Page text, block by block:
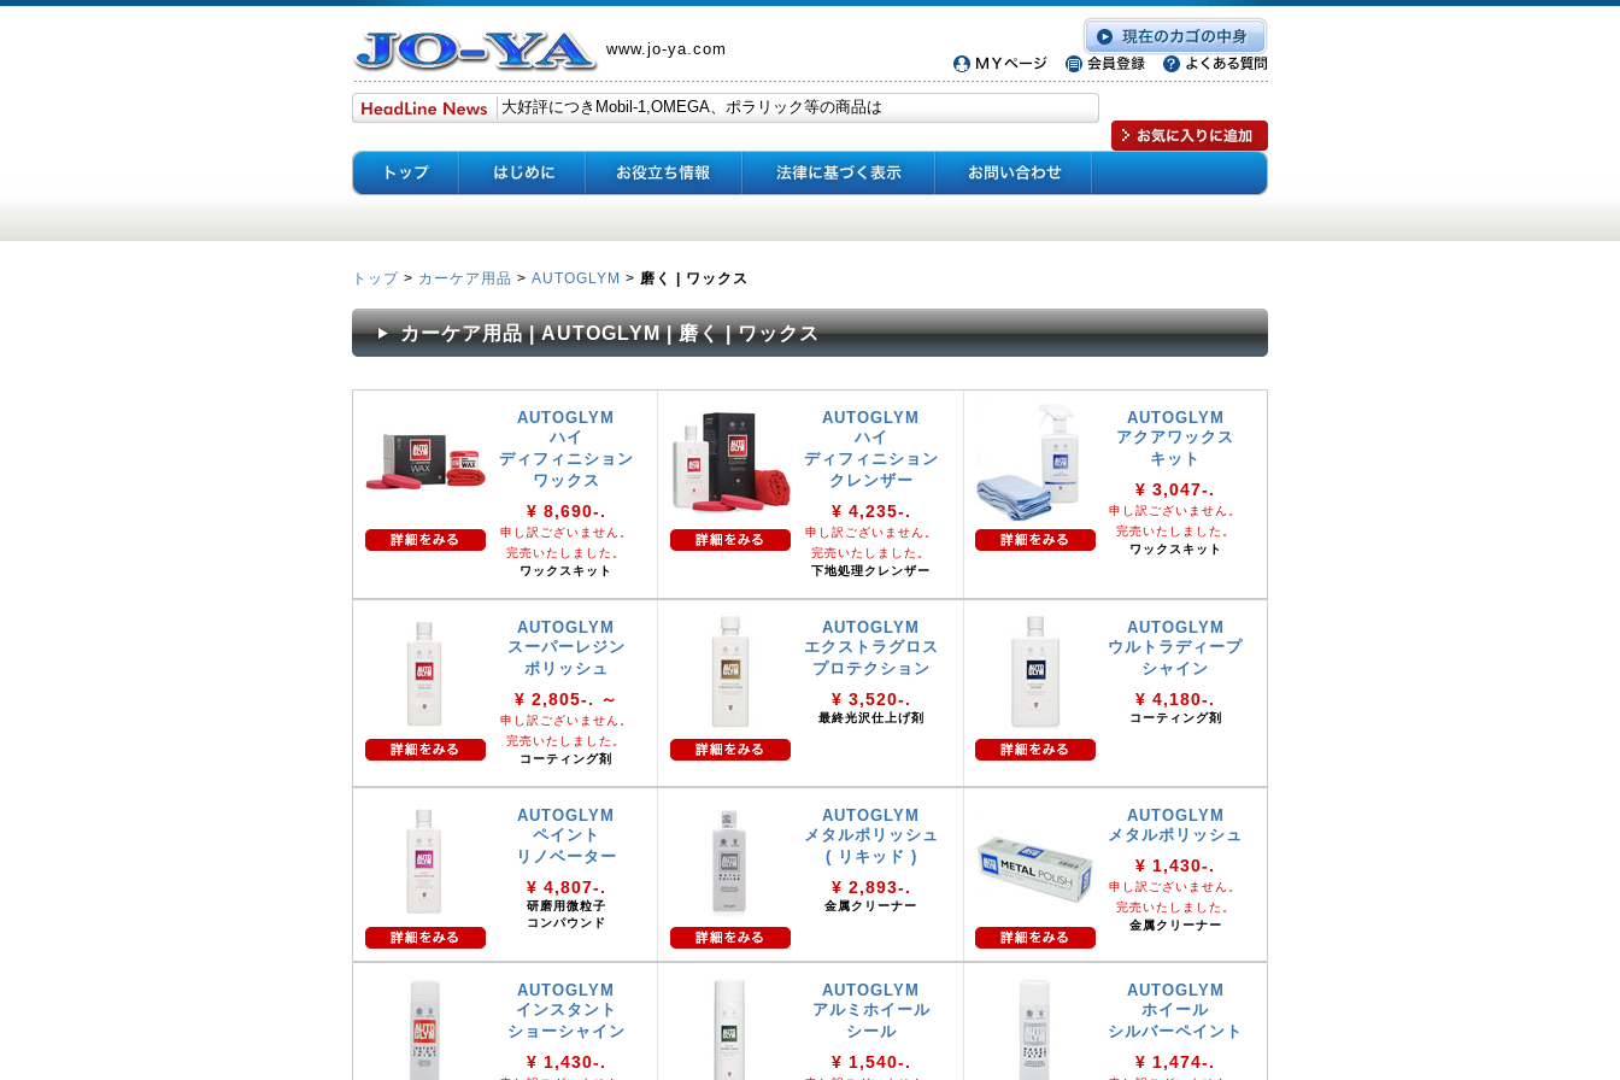
www.jo-ya.com
トップ > カーケア用品 > AUTOGLYM > 磨く | ワックス
カーケア用品 | AUTOGLYM | 磨く | ワックス
AUTOGLYM
ハイ
ディフィニション
ワックス
¥ 8,690-.
申し訳ございません。
完売いたしました。
ワックスキット
AUTOGLYM
ハイ
ディフィニション
クレンザー
¥ 4,235-.
申し訳ございません。
完売いたしました。
下地処理クレンザー
AUTOGLYM
アクアワックス
キット
¥ 3,047-.
申し訳ございません。
完売いたしました。
ワックスキット
AUTOGLYM
スーパーレジン
ポリッシュ
¥ 2,805-. ～
申し訳ございません。
完売いたしました。
コーティング剤
AUTOGLYM
エクストラグロス
プロテクション
¥ 3,520-.
最終光沢仕上げ剤
AUTOGLYM
ウルトラディープ
シャイン
¥ 4,180-.
コーティング剤
AUTOGLYM
ペイント
リノベーター
¥ 4,807-.
研磨用微粒子
コンパウンド
AUTOGLYM
メタルポリッシュ
( リキッド )
¥ 2,893-.
金属クリーナー
AUTOGLYM
メタルポリッシュ
¥ 1,430-.
申し訳ございません。
完売いたしました。
金属クリーナー
AUTOGLYM
インスタント
ショーシャイン
¥ 1,430-.
AUTOGLYM
アルミホイール
シール
¥ 1,540-.
AUTOGLYM
ホイール
シルバーペイント
¥ 1,474-.